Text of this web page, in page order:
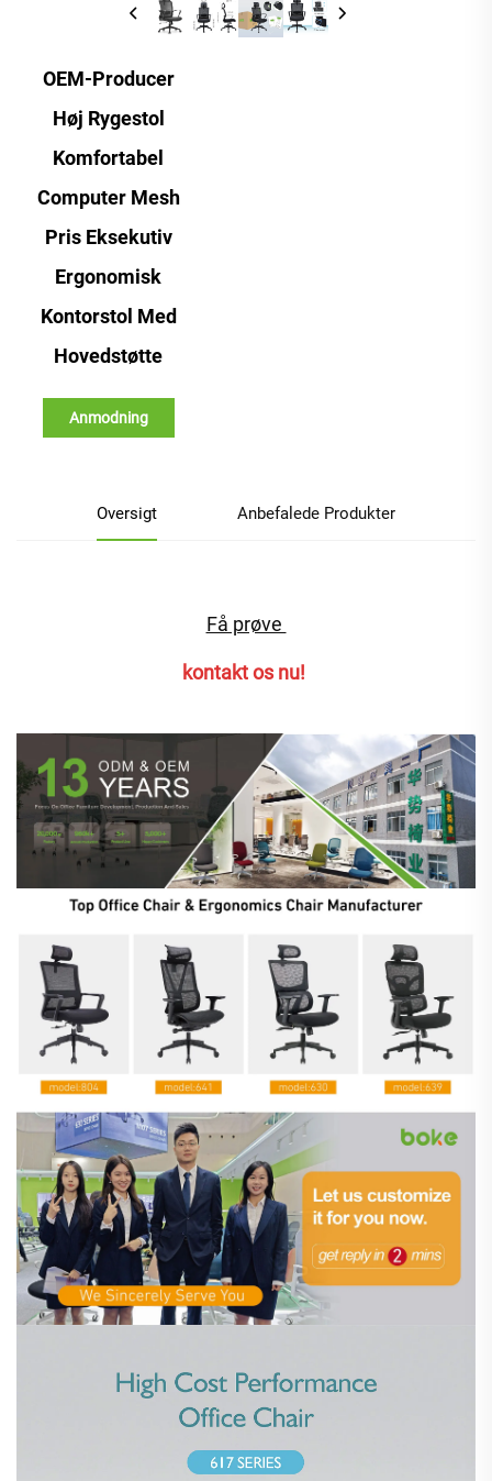
OEM-Producer
Høj Rygestol
Komfortabel
Computer Mesh
Pris Eksekutiv
Ergonomisk
Kontorstol Med
Hovedstøtte
Anmodning
Oversigt Anbefalede Produkter
Få prøve
kontakt os nu!